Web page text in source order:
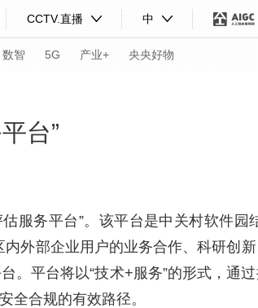
CCTV.直播 中
数智 5G 产业+ 央央好物
锋面
台”
服务平台”。该平台是中关村软件园
外部企业用户的业务合作、科研创
。平台将以“技术+服务”的形式，通
全合规的有效路径。